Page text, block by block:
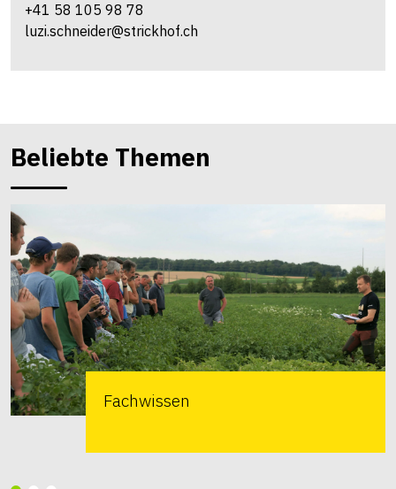
+41 58 105 98 78
luzi.schneider@strickhof.ch
Beliebte Themen
Fachwissen